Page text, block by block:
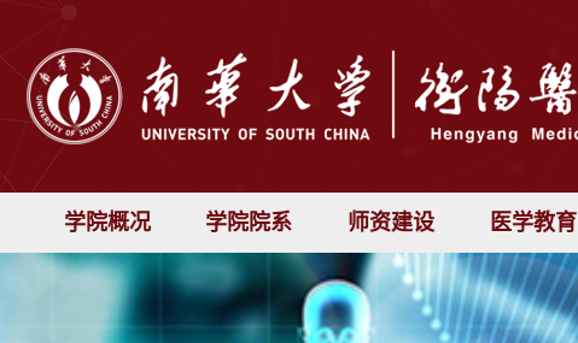
学院概况 学院院系 师资建设 医学教育